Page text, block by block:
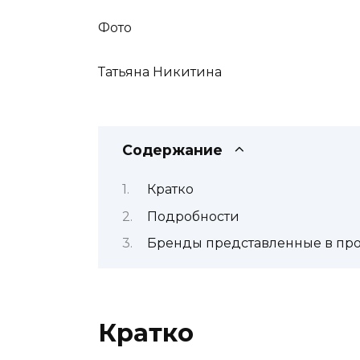
Фото
Татьяна Никитина
Содержание
Кратко
Подробности
Бренды представленные в
Кратко